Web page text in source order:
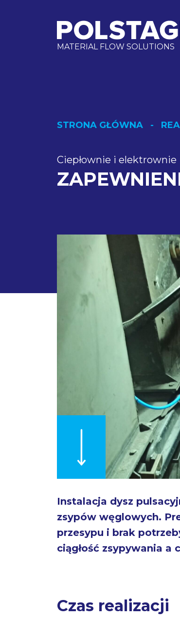
MATERIAL FLOW SOLUTIONS
STRONA GŁÓWNA
Ciepłownie i elektrownie
Instalacja dysz
zsypów węglowych.
przesypu i brak
ciągłość zsypywania a
Czas realizacji